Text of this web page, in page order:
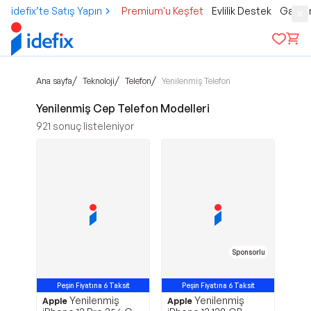
idefix’te Satış Yapın Premium'u Keşfet Evlilik Destek
Ana sayfa/ Teknoloji/ Telefon/ Yenilenmiş Telefon
Yenilenmiş Cep Telefon Modelleri
921 sonuç listeleniyor
Peşin Fiyatına 6 Taksit
Kalan Süre :
Apple Yenilenmiş
Sponsorlu
Peşin Fiyatına 6 Taksit
TROY ile 200 TL İndirim
Apple Yenilenmiş